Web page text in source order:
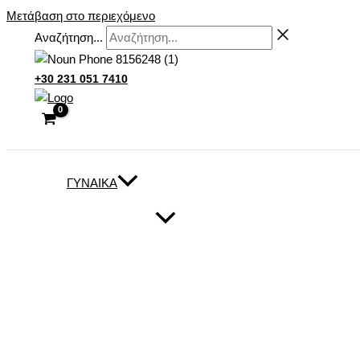
Μετάβαση στο περιεχόμενο
Αναζήτηση...
+30 231 051 7410
ΓΥΝΑΊΚΑ